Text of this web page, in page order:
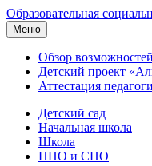
Образовательная
Меню
Обзор возможностей
Детский проект
Аттестация
Детский сад
Начальная школа
Школа
НПО и СПО